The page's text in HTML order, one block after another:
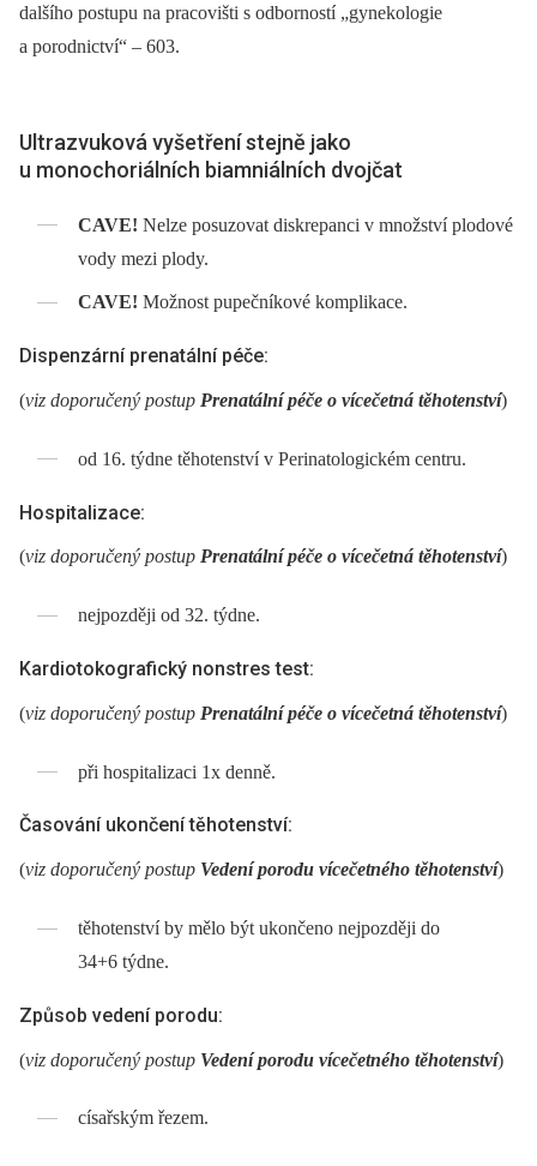
dalšího postupu na pracovišti s odborností „gynekologie
a porodnictví“ –⁠ 603.
Ultrazvuková vyšetření stejně jako
u monochoriálních biamniálních dvojčat
CAVE! Nelze posuzovat diskrepanci v množství plodové
vody mezi plody.
CAVE! Možnost pupečníkové komplikace.
Dispenzární prenatální péče:
(viz doporučený postup Prenatální péče o vícečetná těhotenství)
od 16. týdne těhotenství v Perinatologickém centru.
Hospitalizace:
(viz doporučený postup Prenatální péče o vícečetná těhotenství)
nejpozději od 32. týdne.
Kardiotokografický nonstres test:
(viz doporučený postup Prenatální péče o vícečetná těhotenství)
při hospitalizaci 1x denně.
Časování ukončení těhotenství:
(viz doporučený postup Vedení porodu vícečetného těhotenství)
těhotenství by mělo být ukončeno nejpozději do
34+6 týdne.
Způsob vedení porodu:
(viz doporučený postup Vedení porodu vícečetného těhotenství)
císařským řezem.